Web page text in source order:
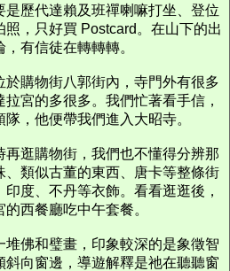
是歷代達賴及班禪喇嘛打坐、登位
，只好買 Postcard。在山下的出
有信徒在轉轉轉。
購物街八郭街內，寺門外有很多
宮的多很多。我們忙著看手信，
，他便帶我們進入大昭寺。
逛購物街，我們也不懂得分辨那
類似古董的東西、唐卡等整條街
度、不丹等衣飾。看看逛逛後，
西餐廳吃中午套餐。
佛和璧畫，印象較深的是象徵智
向窗邊，導遊解釋是祂在聽聽窗